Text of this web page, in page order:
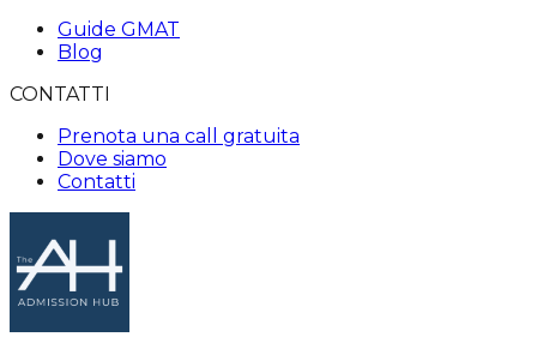
Guide GMAT
Blog
CONTATTI
Prenota una call gratuita
Dove siamo
Contatti